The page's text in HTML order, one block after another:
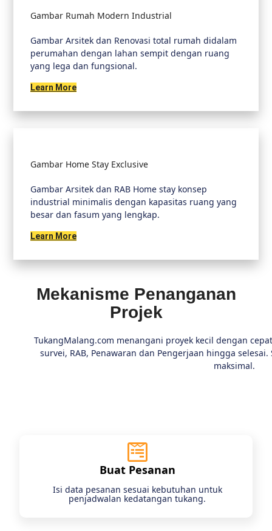
Gambar Rumah Modern Industrial
Gambar Arsitek dan Renovasi total rumah didalam
perumahan dengan lahan sempit dengan ruang
yang lega dan fungsional.
Learn More
Gambar Home Stay Exclusive
Gambar Arsitek dan RAB Home stay konsep
industrial minimalis dengan kapasitas ruang yang
besar dan fasum yang lengkap.
Learn More
Mekanisme Penanganan
Projek
TukangMalang.com menangani proyek kecil dengan
survei, RAB, Penawaran dan Pengerjaan hingga
maksimal.
Buat Pesanan
Isi data pesanan sesuai kebutuhan untuk
penjadwalan kedatangan tukang.